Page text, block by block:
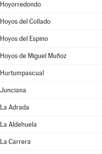
Hoyorredondo
Hoyos del Collado
Hoyos del Espino
Hoyos de Miguel Muñoz
Hurtumpascual
Junciana
La Adrada
La Aldehuela
La Carrera